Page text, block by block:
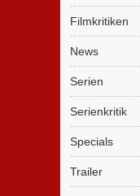
Filmkritiken
News
Serien
Serienkritik
Specials
Trailer